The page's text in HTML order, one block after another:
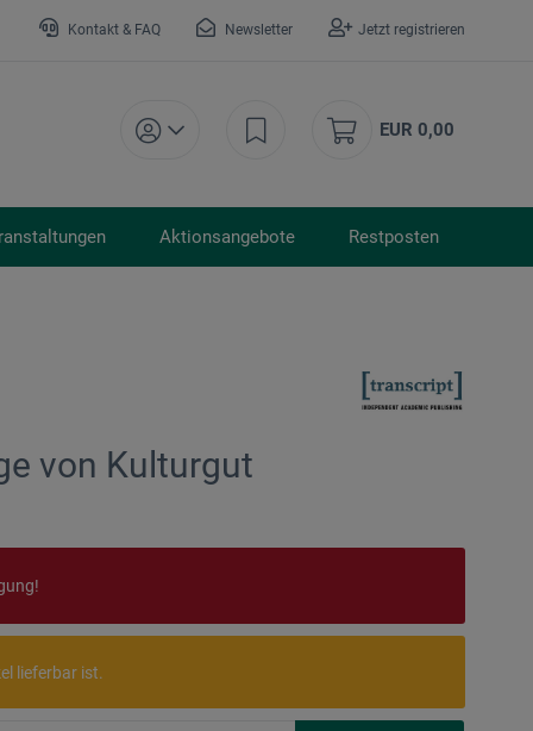
Kontakt & FAQ Newsletter Jetzt registrieren
EUR 0,00
Aktionsangebote Restposten
von Kulturgut
lieferbar ist.